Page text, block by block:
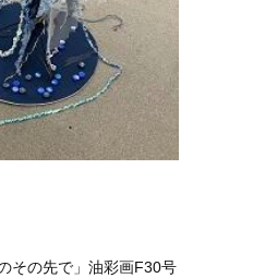
その先で」油彩画F30号